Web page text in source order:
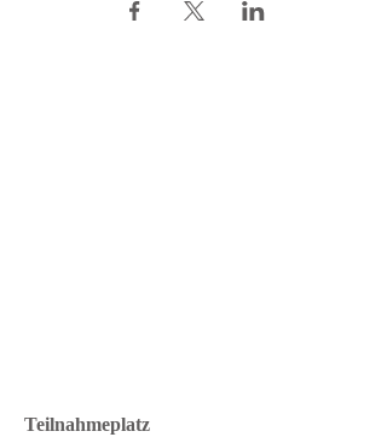
Teilnahmeplatz